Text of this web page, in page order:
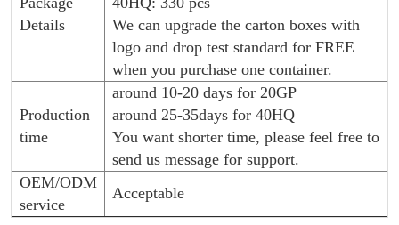
Details
We can upgrade the carton boxes with
logo and drop test standard for FREE
when you purchase one container.
Production
time
around 10-20 days for 20GP
around 25-35days for 40HQ
You want shorter time, please feel free to
send us message for support.
OEM/ODM
service
Acceptable